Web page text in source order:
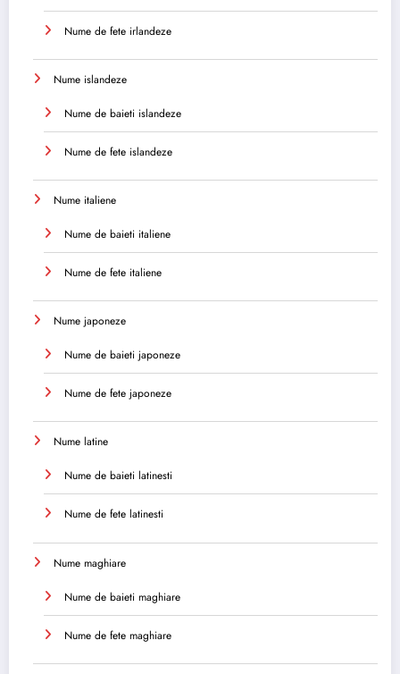
Nume de fete irlandeze
Nume islandeze
Nume de baieti islandeze
Nume de fete islandeze
Nume italiene
Nume de baieti italiene
Nume de fete italiene
Nume japoneze
Nume de baieti japoneze
Nume de fete japoneze
Nume latine
Nume de baieti latinesti
Nume de fete latinesti
Nume maghiare
Nume de baieti maghiare
Nume de fete maghiare